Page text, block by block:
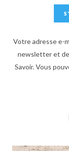
Votre adresse e-
newsletter et
Savoir. Vous